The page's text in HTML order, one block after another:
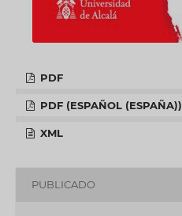
PDF
PDF (ESPAÑOL (ESPAÑA))
XML
PUBLICADO